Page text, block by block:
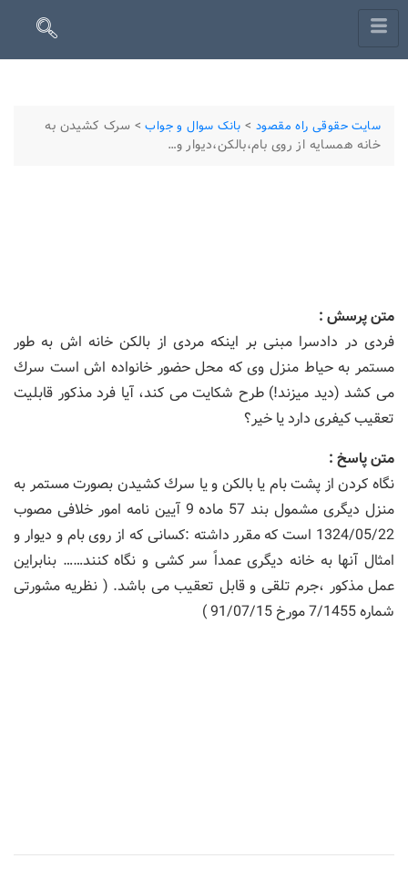
سایت حقوقی راه مقصود > بانک سوال و جواب> سرک کشیدن به
خانه همسایه از روی بام،بالکن،دیوار و…
متن پرسش :
فردی در دادسرا مبنی بر اینكه مردی از بالكن خانه اش به طور
مستمر به حیاط منزل وی كه محل حضور خانواده اش است سرك
می كشد (دید میزند!) طرح شكایت می كند، آیا فرد مذكور قابلیت
تعقیب كیفری دارد یا خیر؟
متن پاسخ :
نگاه كردن از پشت بام یا بالكن و یا سرك كشیدن بصورت مستمر به
منزل دیگری مشمول بند 57 ماده 9 آیین نامه امور خلافی مصوب
1324/05/22 است كه مقرر داشته :كسانی كه از روی بام و دیوار و
امثال آنها به خانه دیگری عمداً سر كشی و نگاه كنند…… بنابراین
عمل مذكور ،جرم تلقی و قابل تعقیب می باشد. ( نظریه مشورتی
شماره 7/1455 مورخ 91/07/15 )